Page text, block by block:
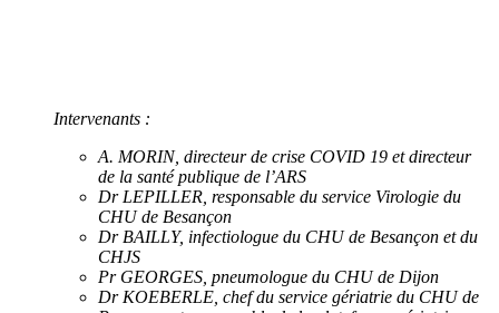
Intervenants :
A. MORIN, directeur de crise COVID 19 et directeur
de la santé publique de l’ARS
Dr LEPILLER, responsable du service Virologie du
CHU de Besançon
Dr BAILLY, infectiologue du CHU de Besançon et du
CHJS
Pr GEORGES, pneumologue du CHU de Dijon
Dr KOEBERLE, chef du service gériatrie du CHU de